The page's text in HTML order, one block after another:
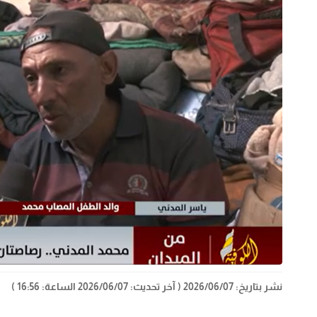
نشر بتاريخ: 2026/06/07 ( آخر تحديث: 2026/06/07 الساعة: 16:56 )